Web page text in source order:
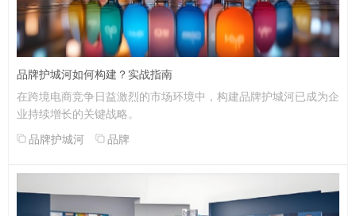
品牌护城河如何构建？实战指南
在跨境电商竞争日益激烈的市场环境中，构建品牌护城河已成为企
业持续增长的关键战略。
品牌护城河
品牌